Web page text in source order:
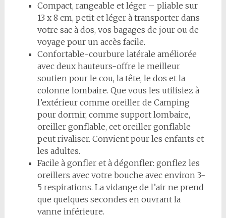
Compact, rangeable et léger – pliable sur
13 x 8 cm, petit et léger à transporter dans
votre sac à dos, vos bagages de jour ou de
voyage pour un accès facile.
Confortable-courbure latérale améliorée
avec deux hauteurs-offre le meilleur
soutien pour le cou, la tête, le dos et la
colonne lombaire. Que vous les utilisiez à
l’extérieur comme oreiller de Camping
pour dormir, comme support lombaire,
oreiller gonflable, cet oreiller gonflable
peut rivaliser. Convient pour les enfants et
les adultes.
Facile à gonfler et à dégonfler: gonflez les
oreillers avec votre bouche avec environ 3-
5 respirations. La vidange de l’air ne prend
que quelques secondes en ouvrant la
vanne inférieure.